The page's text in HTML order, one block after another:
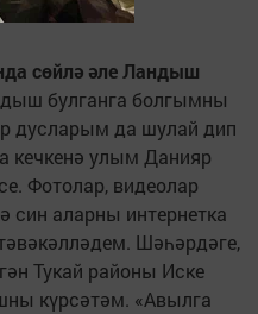
сөйлә әле Ландыш
булганга болгымны
дусларым да шулай дип
кечкенә улым Данияр
Фотолар, видеолар
син аларны интернетка
Шәһәрдәге,
Тукай районы Иске
күрсәтәм. «Авылга